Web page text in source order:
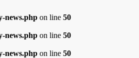
news.php on line 50
news.php on line 50
news.php on line 50